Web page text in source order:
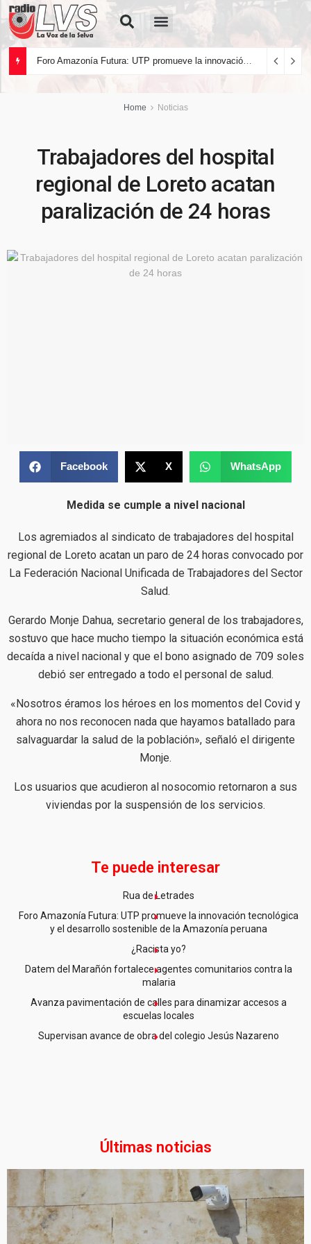
Home Noticias
Trabajadores del hospital
regional de Loreto acatan
paralización de 24 horas
Facebook X WhatsApp
Medida se cumple a nivel nacional
Los agremiados al sindicato de trabajadores del hospital
regional de Loreto acatan un paro de 24 horas convocado por
La Federación Nacional Unificada de Trabajadores del Sector
Salud.
Gerardo Monje Dahua, secretario general de los trabajadores,
sostuvo que hace mucho tiempo la situación económica está
decaída a nivel nacional y que el bono asignado de 709 soles
debió ser entregado a todo el personal de salud.
«Nosotros éramos los héroes en los momentos del Covid y
ahora no nos reconocen nada que hayamos batallado para
salvaguardar la salud de la población», señaló el dirigente
Monje.
Los usuarios que acudieron al nosocomio retornaron a sus
viviendas por la suspensión de los servicios.
Te puede interesar
Rua de Letrades
Foro Amazonía Futura: UTP promueve la innovación tecnológica
y el desarrollo sostenible de la Amazonía peruana
¿Racista yo?
Datem del Marañón fortalece agentes comunitarios contra la
malaria
Avanza pavimentación de calles para dinamizar accesos a
escuelas locales
Supervisan avance de obra del colegio Jesús Nazareno
Últimas noticias